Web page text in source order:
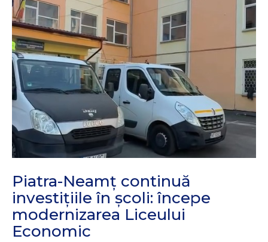
Piatra-Neamț continuă
investițiile în școli: începe
modernizarea Liceului
Economic